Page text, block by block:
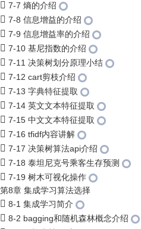
7-7 熵的介绍
7-8 信息增益的介绍
7-9 信息增益率的介绍
7-10 基尼指数的介绍
7-11 决策树划分原理小结
7-12 cart剪枝介绍
7-13 字典特征提取
7-14 英文文本特征提取
7-15 中文文本特征提取
7-16 tfidf内容讲解
7-17 决策树算法api介绍
7-18 泰坦尼克号乘客生存预测
7-19 树木可视化操作
第8章 集成学习算法选择
8-1 集成学习简介
8-2 bagging和随机森林概念介绍